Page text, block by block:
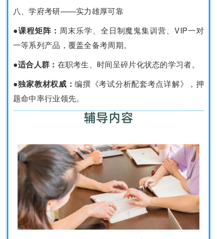
八、学府考研——实力雄厚可靠
●课程矩阵： 周末乐学、全日制魔鬼集训营、VIP一对
一等系列产品，覆盖全备考周期。
●适合人群： 在职考生、时间呈碎片化状态的学习者。
●独家教材权威：编撰《考试分析配套考点详解》，押
题命中率行业领先。